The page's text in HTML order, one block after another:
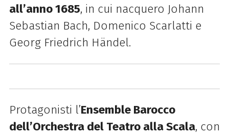
all’anno 1685, in cui nacquero Johann
Sebastian Bach, Domenico Scarlatti e
Georg Friedrich Händel.
Protagonisti l’Ensemble Barocco
dell’Orchestra del Teatro alla Scala, con